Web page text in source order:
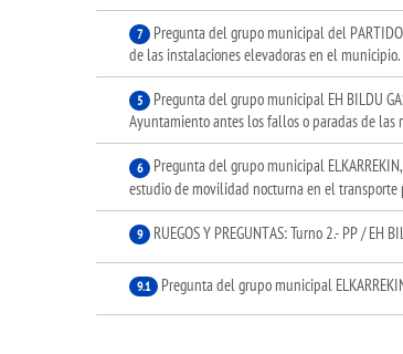
7
Pregunta del grupo municipal del
de las instalaciones elevadoras en el municipio.
5
Pregunta del grupo municipal EH BILDU
Ayuntamiento antes los fallos o paradas de las
6
Pregunta del grupo municipal
estudio de movilidad nocturna en el transporte
9 RUEGOS Y PREGUNTAS: Turno 2.- PP / EH
9.1 Pregunta del grupo municipal